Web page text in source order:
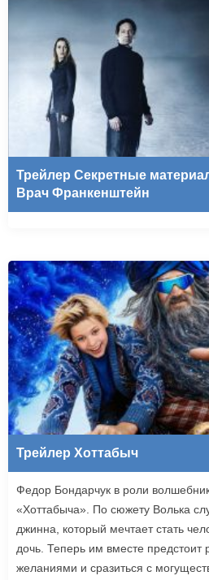
Трейлер Секретные
Врач Франкенштейн
Трейлер Хоттабыч
Федор Бондарчук в роли
«Хоттабыча». По сюжету Волька
джинна, который мечтает стать
дочь. Теперь им вместе предстоит
желаниями и сразиться с